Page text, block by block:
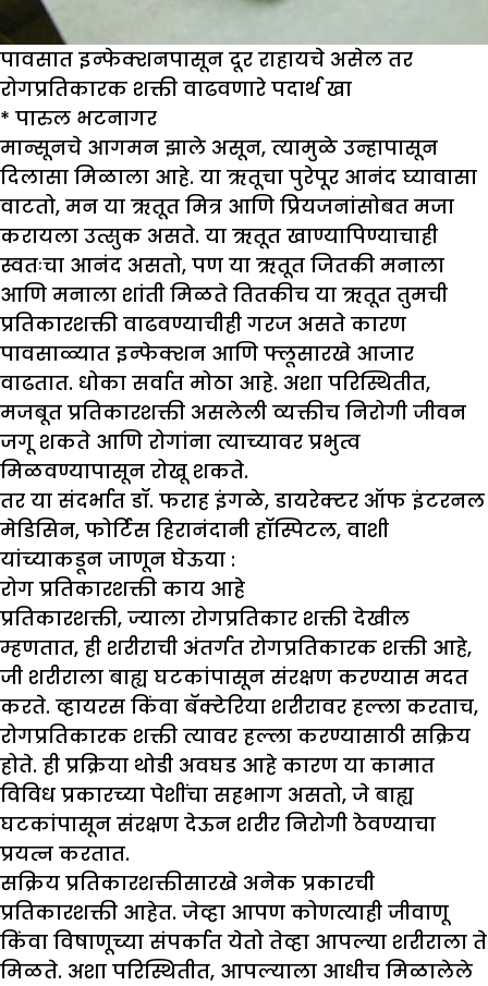
पावसात इन्फेक्शनपासून दूर राहायचे असेल तर
रोगप्रतिकारक शक्ती वाढवणारे पदार्थ खा
* पारुल भटनागर
मान्सूनचे आगमन झाले असून, त्यामुळे उन्हापासून
दिलासा मिळाला आहे. या ऋतूचा पुरेपूर आनंद घ्यावासा
वाटतो, मन या ऋतूत मित्र आणि प्रियजनांसोबत मजा
करायला उत्सुक असते. या ऋतूत खाण्यापिण्याचाही
स्वतःचा आनंद असतो, पण या ऋतूत जितकी मनाला
आणि मनाला शांती मिळते तितकीच या ऋतूत तुमची
प्रतिकारशक्ती वाढवण्याचीही गरज असते कारण
पावसाळ्यात इन्फेक्शन आणि फ्लूसारखे आजार
वाढतात. धोका सर्वात मोठा आहे. अशा परिस्थितीत,
मजबूत प्रतिकारशक्ती असलेली व्यक्तीच निरोगी जीवन
जगू शकते आणि रोगांना त्याच्यावर प्रभुत्व
मिळवण्यापासून रोखू शकते.
तर या संदर्भात डॉ. फराह इंगळे, डायरेक्टर ऑफ इंटरनल
मेडिसिन, फोर्टिस हिरानंदानी हॉस्पिटल, वाशी
यांच्याकडून जाणून घेऊया :
रोग प्रतिकारशक्ती काय आहे
प्रतिकारशक्ती, ज्याला रोगप्रतिकार शक्ती देखील
म्हणतात, ही शरीराची अंतर्गत रोगप्रतिकारक शक्ती आहे,
जी शरीराला बाह्य घटकांपासून संरक्षण करण्यास मदत
करते. व्हायरस किंवा बॅक्टेरिया शरीरावर हल्ला करताच,
रोगप्रतिकारक शक्ती त्यावर हल्ला करण्यासाठी सक्रिय
होते. ही प्रक्रिया थोडी अवघड आहे कारण या कामात
विविध प्रकारच्या पेशींचा सहभाग असतो, जे बाह्य
घटकांपासून संरक्षण देऊन शरीर निरोगी ठेवण्याचा
प्रयत्न करतात.
सक्रिय प्रतिकारशक्तीसारखे अनेक प्रकारची
प्रतिकारशक्ती आहेत. जेव्हा आपण कोणत्याही जीवाणू
किंवा विषाणूच्या संपर्कात येतो तेव्हा आपल्या शरीराला ते
मिळते. अशा परिस्थितीत, आपल्याला आधीच मिळालेले